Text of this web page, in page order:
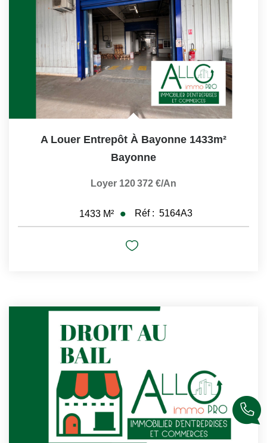
A Louer Entrepôt À Bayonne 1433m²
Bayonne
Loyer 120 372 €/an
1433 M² Réf : 5164A3